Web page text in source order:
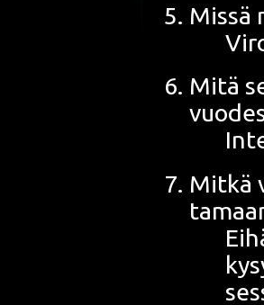
Mis­sä
Mitä
Mit­kä